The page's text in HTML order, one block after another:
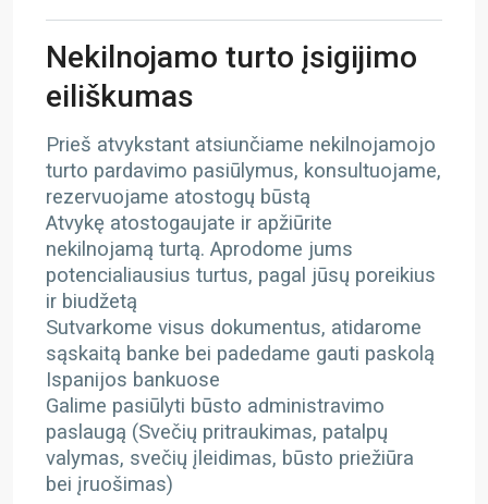
Nekilnojamo turto įsigijimo
eiliškumas
Prieš atvykstant atsiunčiame nekilnojamojo
turto pardavimo pasiūlymus, konsultuojame,
rezervuojame atostogų būstą
Atvykę atostogaujate ir apžiūrite
nekilnojamą turtą. Aprodome jums
potencialiausius turtus, pagal jūsų poreikius
ir biudžetą
Sutvarkome visus dokumentus, atidarome
sąskaitą banke bei padedame gauti paskolą
Ispanijos bankuose
Galime pasiūlyti būsto administravimo
paslaugą (Svečių pritraukimas, patalpų
valymas, svečių įleidimas, būsto priežiūra
bei įruošimas)